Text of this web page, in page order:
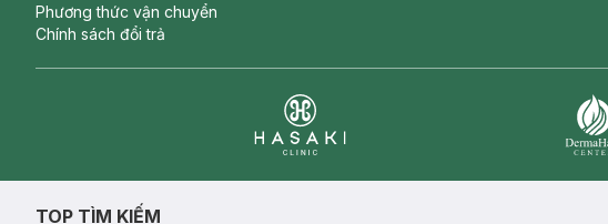
Phương thức vận chuyển
Chính sách đổi trả
TOP TÌM KIẾM